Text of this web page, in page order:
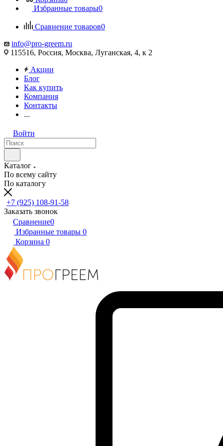
Избранные товары0
Сравнение товаров0
info@pro-greem.ru
115516, Россия, Москва, Луганская, 4, к 2
Акции
Блог
Как купить
Компания
Контакты
...
Войти
Каталог
По всему сайту
По каталогу
+7 (925) 108-91-58
Заказать звонок
Сравнение0
Избранные товары 0
Корзина 0